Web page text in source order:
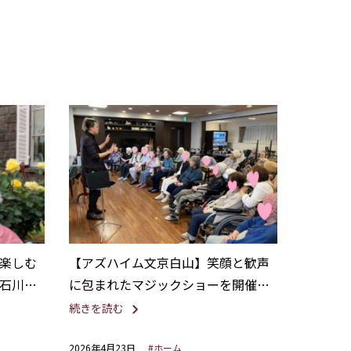
しむ
川後
【アズハイム文京白山】笑顔と歓声
に包まれたマジックショーを開催し
ました。
続きを読む
2026年4月23日 #ホーム